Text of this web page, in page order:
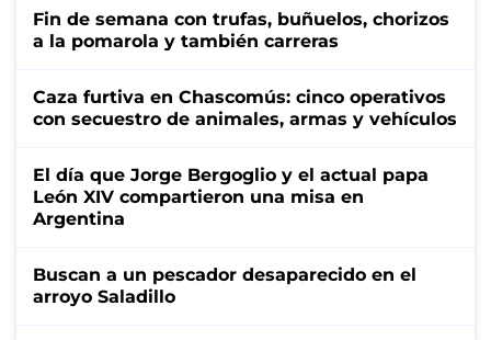
Fin de semana con trufas, buñuelos, chorizos
a la pomarola y también carreras
Caza furtiva en Chascomús: cinco operativos
con secuestro de animales, armas y vehículos
El día que Jorge Bergoglio y el actual papa
León XIV compartieron una misa en
Argentina
Buscan a un pescador desaparecido en el
arroyo Saladillo